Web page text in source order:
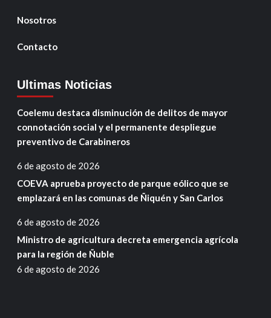
Nosotros
Contacto
Ultimas Noticias
Coelemu destaca disminución de delitos de mayor
connotación social y el permanente despliegue
preventivo de Carabineros
6 de agosto de 2026
COEVA aprueba proyecto de parque eólico que se
emplazará en las comunas de Ñiquén y San Carlos
6 de agosto de 2026
Ministro de agricultura decreta emergencia agrícola
para la región de Ñuble
6 de agosto de 2026